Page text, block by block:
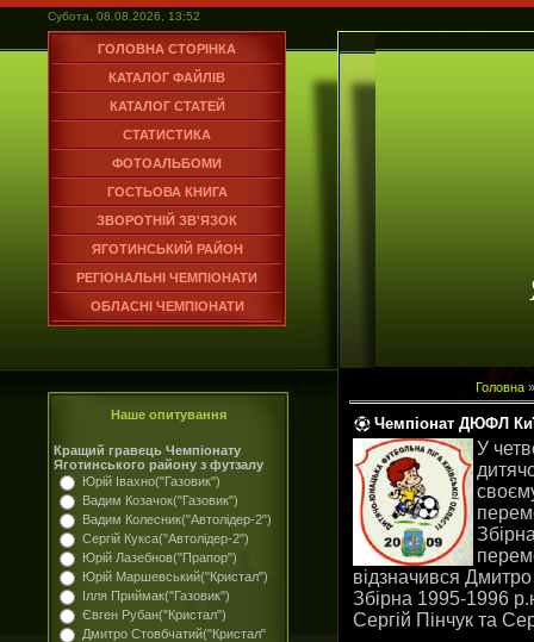
Субота, 08.08.2026, 13:52
ГОЛОВНА СТОРІНКА
КАТАЛОГ ФАЙЛІВ
КАТАЛОГ СТАТЕЙ
СТАТИСТИКА
ФОТОАЛЬБОМИ
ГОСТЬОВА КНИГА
ЗВОРОТНІЙ ЗВ'ЯЗОК
ЯГОТИНСЬКИЙ РАЙОН
РЕГІОНАЛЬНІ ЧЕМПІОНАТИ
ОБЛАСНІ ЧЕМПІОНАТИ
Наше опитування
Кращий гравець Чемпіонату
Яготинського району з футзалу
Юрій Івахно("Газовик")
Вадим Козачок("Газовик")
Вадим Колесник("Автолідер-2")
Сергій Кукса("Автолідер-2")
Юрій Лазебнов("Прапор")
Юрій Маршевський("Кристал")
Ілля Приймак("Газовик")
Євген Рубан("Кристал")
Дмитро Стовбчатий("Кристал"
Головна
Чемпіонат ДЮФЛ
У
відзначився
Збірна 1995-1996
Сергій Пінчук та